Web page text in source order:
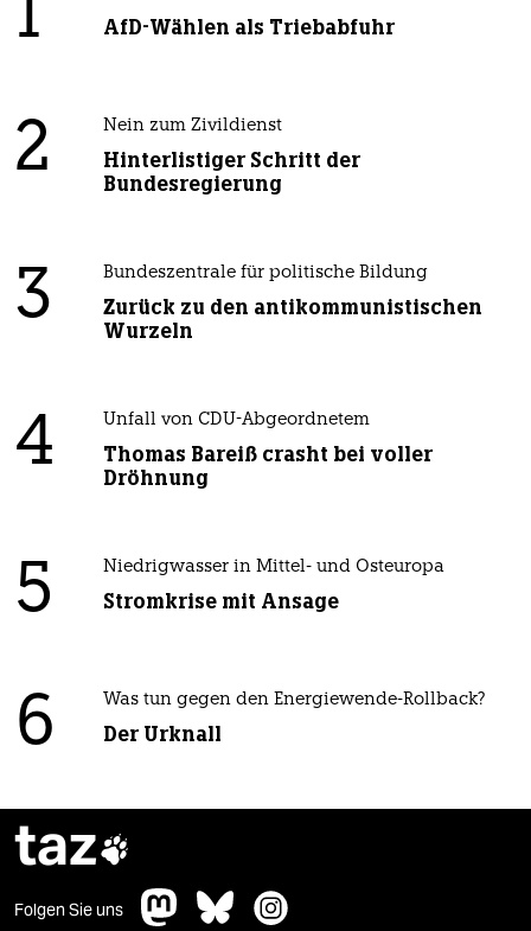
1 AfD-Wählen als Triebabfuhr
2 Nein zum Zivildienst
Hinterlistiger Schritt der
Bundesregierung
3 Bundeszentrale für politische Bildung
Zurück zu den antikommunistischen
Wurzeln
4 Unfall von CDU-Abgeordnetem
Thomas Bareiß crasht bei voller
Dröhnung
5 Niedrigwasser in Mittel- und Osteuropa
Stromkrise mit Ansage
6 Was tun gegen den Energiewende-Rollback?
Der Urknall
taz
Folgen Sie uns